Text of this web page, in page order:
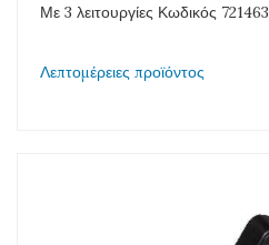
Με 3 λειτουργίες Κωδικός 721463
Λεπτομέρειες προϊόντος